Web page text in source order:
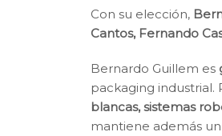
Con su elección,
Cantos, Fernando
Bernardo Guillem es
packaging industrial.
blancas, sistemas
mantiene además